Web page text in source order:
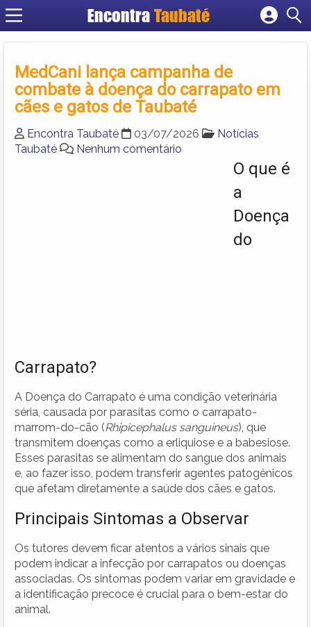
EncontraTaubaté
Cadastrar empresa
Criar conta
MedCani lança campanha de
combate à doença do carrapato em
cães e gatos de Taubaté
Encontra Taubaté 03/07/2026
Notícias
Taubaté
Nenhum comentário
O que é
a
Doença
do
Carrapato?
A Doença do Carrapato é uma condição veterinária
séria, causada por parasitas como o carrapato-
marrom-do-cão (Rhipicephalus sanguineus), que
transmitem doenças como a erliquiose e a babesiose.
Esses parasitas se alimentam do sangue dos animais
e, ao fazer isso, podem transferir agentes patogênicos
que afetam diretamente a saúde dos cães e gatos.
Principais Sintomas a Observar
Os tutores devem ficar atentos a vários sinais que
podem indicar a infecção por carrapatos ou doenças
associadas. Os sintomas podem variar em gravidade e
a identificação precoce é crucial para o bem-estar do
animal.